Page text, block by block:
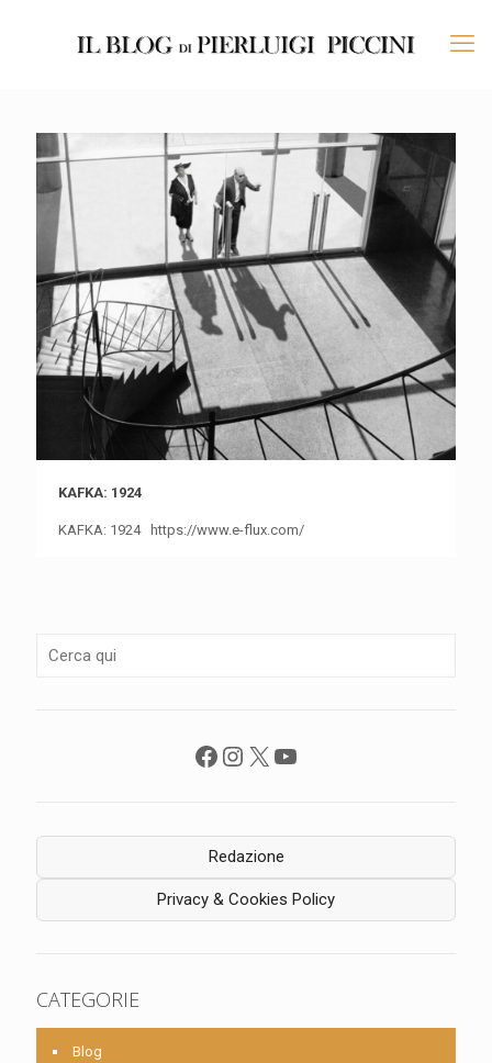
KAFKA: 1924
KAFKA: 1924 https://www.e-flux.com/
Facebook
Instagram
X YouTube
Redazione
Privacy & Cookies Policy
CATEGORIE
Blog